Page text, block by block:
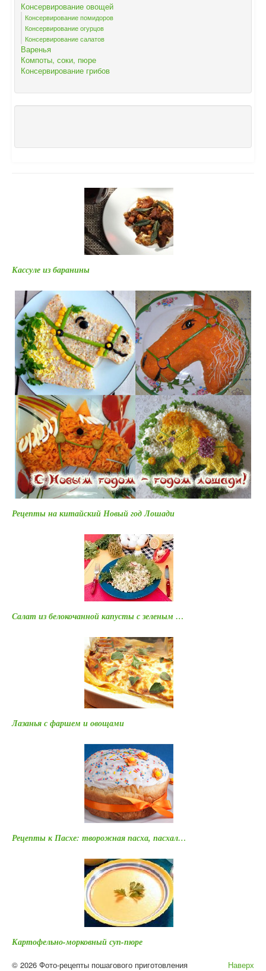
Консервирование овощей
Консервирование помидоров
Консервирование огурцов
Консервирование салатов
Варенья
Компоты, соки, пюре
Консервирование грибов
Кассуле из баранины
Рецепты на китайский Новый год Лошади
Салат из белокочанной капусты с зеленым …
Лазанья с фаршем и овощами
Рецепты к Пасхе: творожная пасха, пасхал…
Картофельно-морковный суп-пюре
Наверх
© 2026 Фото-рецепты пошагового приготовления